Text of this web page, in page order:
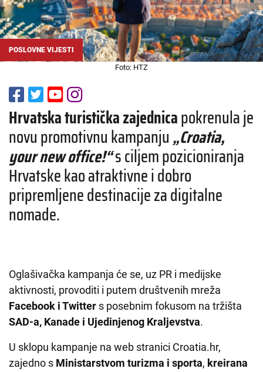
POSLOVNE VIJESTI
Foto: HTZ
Hrvatska turistička zajednicapokrenula je
novu promotivnu kampanju„Croatia,
your new office!“s ciljem pozicioniranja
Hrvatske kao atraktivne i dobro
pripremljene destinacije za digitalne
nomade.
Oglašivačka kampanja će se, uz PR i medijske
aktivnosti, provoditi i putem društvenih mreža
Facebook i Twitter s posebnim fokusom na tržišta
SAD-a, Kanade i Ujedinjenog Kraljevstva.
U sklopu kampanje na web stranici Croatia.hr,
zajedno s Ministarstvom turizma i sporta, kreirana